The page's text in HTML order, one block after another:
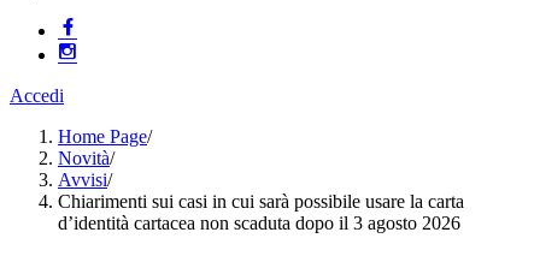
Accedi
Home Page/
Novità/
Avvisi/
Chiarimenti sui casi in cui sarà possibile usare la carta
d’identità cartacea non scaduta dopo il 3 agosto 2026